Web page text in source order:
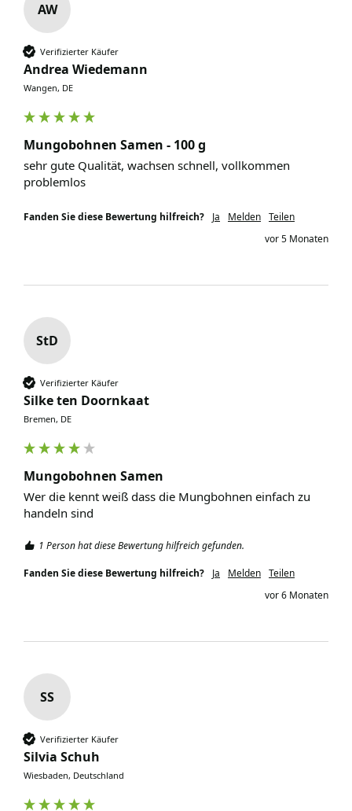
AW
Verifizierter Käufer
Andrea Wiedemann
Wangen, DE
Mungobohnen Samen - 100 g
sehr gute Qualität, wachsen schnell, vollkommen
problemlos
Fanden Sie diese Bewertung hilfreich? Ja Melden Teilen
vor 5 Monaten
StD
Verifizierter Käufer
Silke ten Doornkaat
Bremen, DE
Mungobohnen Samen
Wer die kennt weiß dass die Mungbohnen einfach zu
handeln sind
1 Person hat diese Bewertung hilfreich gefunden.
Fanden Sie diese Bewertung hilfreich? Ja Melden Teilen
vor 6 Monaten
SS
Verifizierter Käufer
Silvia Schuh
Wiesbaden, Deutschland